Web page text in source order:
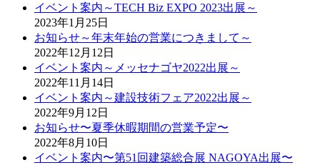
イベント案内～TECH Biz EXPO 2023出展～
2023年1月25日
お知らせ～年末年始の営業につきまして～
2022年12月12日
イベント案内～メッセナゴヤ2022出展～
2022年11月14日
イベント案内～建設技術フェア2022出展～
2022年9月12日
お知らせ〜夏季休暇期間の営業予定〜
2022年8月10日
イベント案内〜第51回建築総合展 NAGOYA出展〜